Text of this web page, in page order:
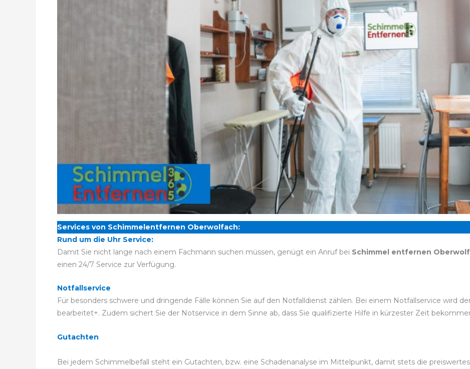
Services von Schimmelentfernen Oberwolfach:
Rund um die Uhr Service:
Damit Sie nicht lange nach einem Fachmann suchen müssen, genügt ein Anruf bei Schimmel entfernen
einen 24/7 Service zur Verfügung.
Notfallservice
Für besonders schwere und dringende Fälle können Sie auf den Notfalldienst zählen. Bei einem Notfallservice wird
bearbeitet+. Zudem sichert Sie der Notservice in dem Sinne ab, dass Sie qualifizierte Hilfe in kürzester Zeit
Gutachten
Bei jedem Schimmelbefall steht ein Gutachten, bzw. eine Schadenanalyse im Mittelpunkt, damit stets die